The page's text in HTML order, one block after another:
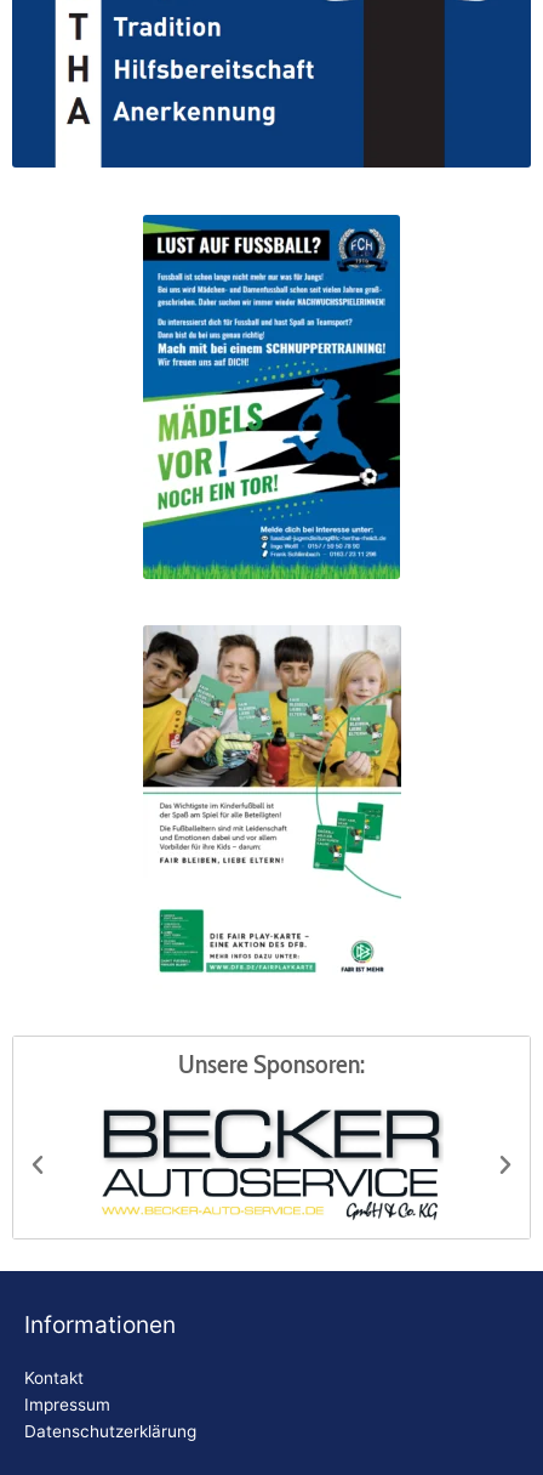
Unsere Sponsoren:
Becker Autoservice
Informationen
Kontakt
Impressum
Datenschutzerklärung